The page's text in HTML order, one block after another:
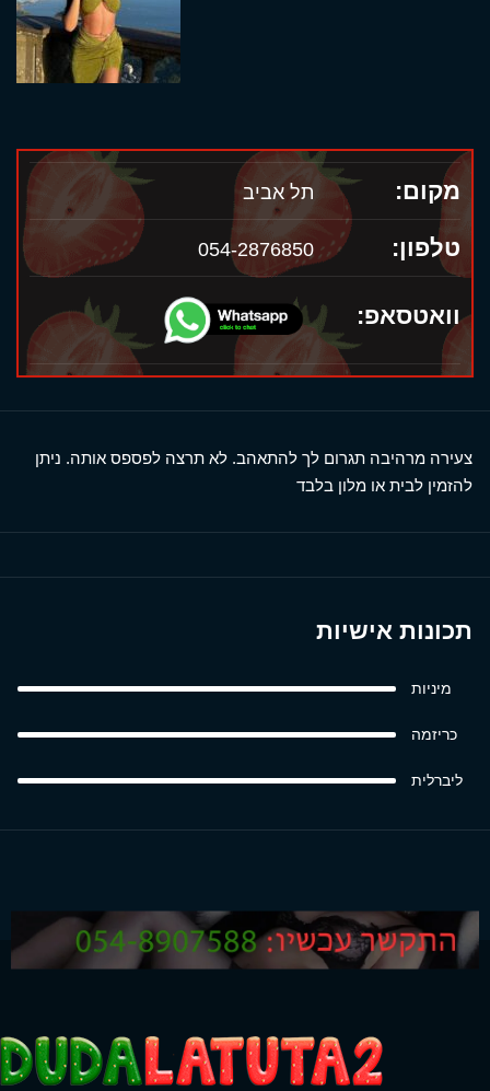
מקום: תל אביב
טלפון: 054-2876850
וואטסאפ:
צעירה מרהיבה תגרום לך להתאהב. לא תרצה לפספס אותה. ניתן
להזמין לבית או מלון בלבד
תכונות אישיות
מיניות
כריזמה
ליברלית